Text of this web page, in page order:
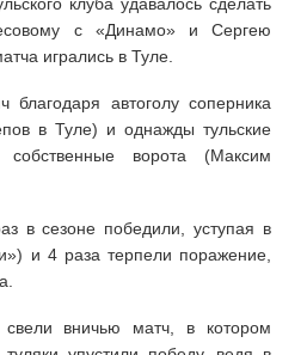
с «Динамо» и Сергею
игрались в Туле.
автоголу соперника
в Туле) и однажды тульские
собственные ворота (Максим
в сезоне победили, уступая в
и 4 раза терпели поражение,
вничью матч, в котором